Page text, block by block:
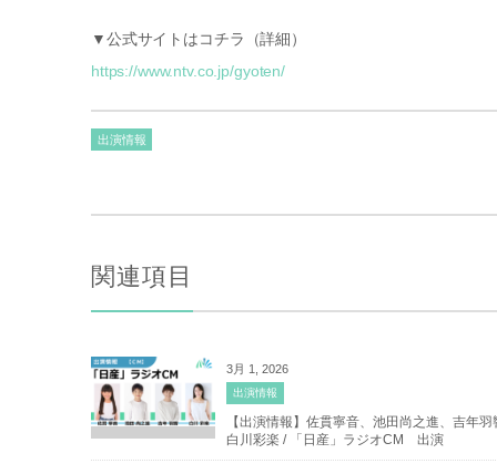
▼公式サイトはコチラ（詳細）
https://www.ntv.co.jp/gyoten/
出演情報
関連項目
3月 1, 2026
出演情報
【出演情報】佐貫寧音、池田尚之進、吉年羽
白川彩楽 / 「日産」ラジオCM 出演